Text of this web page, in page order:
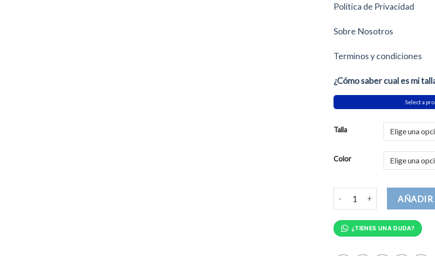
Política de Privacidad
Sobre Nosotros
Terminos y condiciones
¿Cómo saber cual es mi
Select a
Talla
Color
Claro que soy guapa Body
AÑADIR
¿TIENES UNA DUDA?